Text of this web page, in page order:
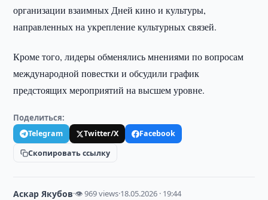
организации взаимных Дней кино и культуры,
направленных на укрепление культурных связей.
Кроме того, лидеры обменялись мнениями по вопросам
международной повестки и обсудили график
предстоящих мероприятий на высшем уровне.
Поделиться:
Telegram Twitter/X
Facebook
Скопировать ссылку
Аскар Якубов·👁 969 views·18.05.2026 · 19:44